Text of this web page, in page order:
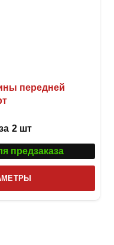
передней
2 шт
предзаказа
товар